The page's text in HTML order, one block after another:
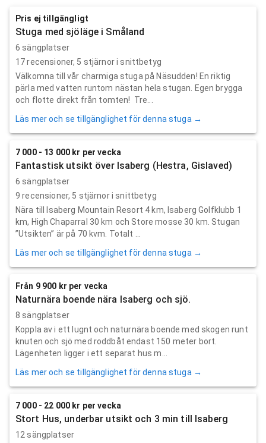
Pris ej tillgängligt
Stuga med sjöläge i Småland
6 sängplatser
17recensioner, 5 stjärnor i snittbetyg
Välkomna till vår charmiga stuga på Näsudden! En riktig
pärla med vatten runtom nästan hela stugan. Egen brygga
och flotte direkt från tomten! Tre...
Läs mer och se tillgänglighet för denna stuga →
7 000 - 13 000 kr per vecka
Fantastisk utsikt över Isaberg (Hestra, Gislaved)
6 sängplatser
9 recensioner, 5 stjärnor i snittbetyg
Nära till Isaberg Mountain Resort 4 km, Isaberg Golfklubb 1
km, High Chaparral 30 km och Store mosse 30 km. Stugan
”Utsikten” är på 70 kvm. Totalt ...
Läs mer och se tillgänglighet för denna stuga →
Från 9 900 kr per vecka
Naturnära boende nära Isaberg och sjö.
8 sängplatser
Koppla av i ett lugnt och naturnära boende med skogen runt
knuten och sjö med roddbåt endast 150 meter bort.
Lägenheten ligger i ett separat hus m...
Läs mer och se tillgänglighet för denna stuga →
7 000 - 22 000 kr per vecka
Stort Hus, underbar utsikt och 3 min till Isaberg
12 sängplatser